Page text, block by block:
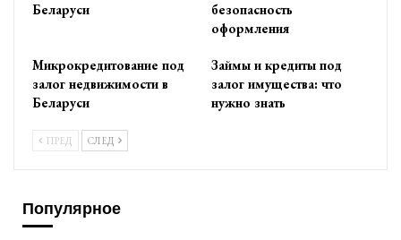
Беларуси
безопасность
оформления
Микрокредитование под
залог недвижимости в
Беларуси
Займы и кредиты под
залог имущества: что
нужно знать
ПРЕД СЛЕД
Популярное